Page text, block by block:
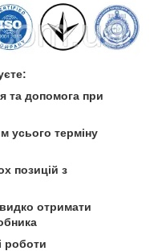
та допомога при
усього терміну
позицій з
отримати
роботи